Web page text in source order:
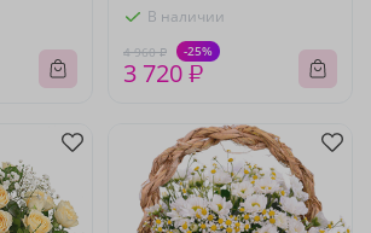
В наличии
4 960 ₽ -25%
3 720 ₽